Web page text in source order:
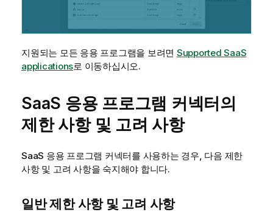
지원되는 모든 응용 프로그램을 보려면 Supported SaaS
applications로 이동하십시오.
SaaS 응용 프로그램 커넥터의
제한 사항 및 고려 사항
SaaS 응용 프로그램 커넥터를 사용하는 경우, 다음 제한
사항 및 고려 사항을 숙지해야 합니다.
일반 제한 사항 및 고려 사항